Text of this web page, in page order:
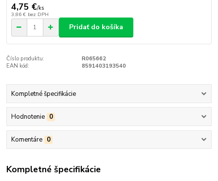
4,75 €/ks
3,86 € bez DPH
Pridať do košíka
Číslo produktu:
R065662
EAN kód:
8591403193540
Kompletné špecifikácie
Hodnotenie 0
Komentáre 0
Kompletné špecifikácie